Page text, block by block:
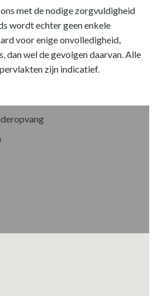
met de nodige zorgvuldigheid
wordt echter geen enkele
voor enige onvolledigheid,
dan wel de gevolgen daarvan. Alle
zijn indicatief.